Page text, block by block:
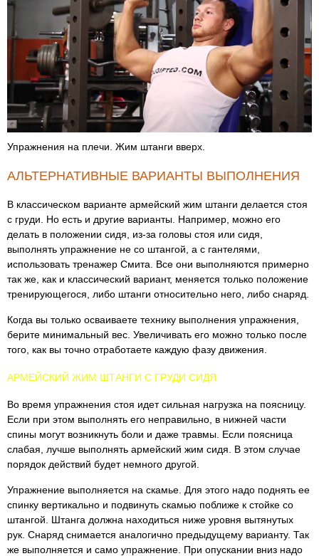
Упражнения на плечи. Жим штанги вверх.
АЛЬТЕРНАТИВНЫЕ ВАРИАНТЫ ВЫПОЛНЕНИЯ
В классическом варианте армейский жим штанги делается стоя
с груди. Но есть и другие варианты. Например, можно его
делать в положении сидя, из-за головы стоя или сидя,
выполнять упражнение не со штангой, а с гантелями,
использовать тренажер Смита. Все они выполняются примерно
так же, как и классический вариант, меняется только положение
тренирующегося, либо штанги относительно него, либо снаряд.
Когда вы только осваиваете технику выполнения упражнения,
берите минимальный вес. Увеличивать его можно только после
того, как вы точно отработаете каждую фазу движения.
АРМЕЙСКИЙ ЖИМ ШТАНГИ С ГРУДИ СИДЯ
Во время упражнения стоя идет сильная нагрузка на поясницу.
Если при этом выполнять его неправильно, в нижней части
спины могут возникнуть боли и даже травмы. Если поясница
слабая, лучше выполнять армейский жим сидя. В этом случае
порядок действий будет немного другой.
Упражнение выполняется на скамье. Для этого надо поднять ее
спинку вертикально и подвинуть скамью поближе к стойке со
штангой. Штанга должна находиться ниже уровня вытянутых
рук. Снаряд снимается аналогично предыдущему варианту. Так
же выполняется и само упражнение. При опускании вниз надо